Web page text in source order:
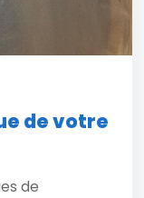
de votre
de